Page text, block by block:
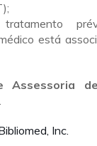
está
Assessoria
Inc.